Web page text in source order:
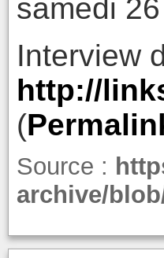
samedi
Interview
http://
(
Source :
archive/